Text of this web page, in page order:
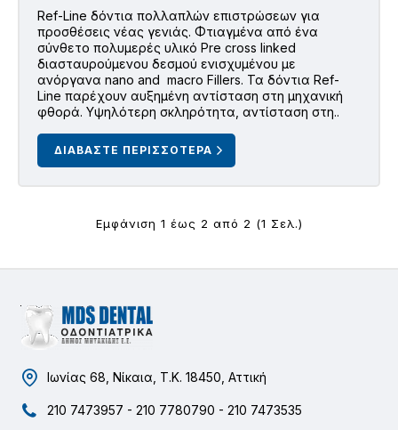
Ref-Line δόντια πολλαπλών επιστρώσεων για
προσθέσεις νέας γενιάς. Φτιαγμένα από ένα
σύνθετο πολυμερές υλικό Pre cross linked
διασταυρούμενου δεσμού ενισχυμένου με
ανόργανα nano and macro Fillers. Τα δόντια Ref-
Line παρέχουν αυξημένη αντίσταση στη μηχανική
φθορά. Υψηλότερη σκληρότητα, αντίσταση στη..
ΔΙΑΒΑΣΤΕ ΠΕΡΙΣΣΟΤΕΡΑ
Εμφάνιση 1 έως 2 από 2 (1 Σελ.)
Ιωνίας 68, Νίκαια, Τ.Κ. 18450, Αττική
210 7473957 - 210 7780790 - 210 7473535